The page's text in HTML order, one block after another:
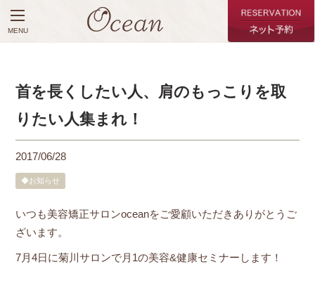
MENU
首を長くしたい人、肩のもっこりを取
りたい人集まれ！
2017/06/28
◆お知らせ
いつも美容矯正サロンoceanをご愛顧いただきありがとうご
ざいます。
7月4日に菊川サロンで月1の美容&健康セミナーします！